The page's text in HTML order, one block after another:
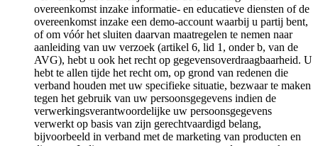
overeenkomst inzake informatie- en educatieve diensten of de
overeenkomst inzake een demo-account waarbij u partij bent,
of om vóór het sluiten daarvan maatregelen te nemen naar
aanleiding van uw verzoek (artikel 6, lid 1, onder b, van de
AVG), hebt u ook het recht op gegevensoverdraagbaarheid. U
hebt te allen tijde het recht om, op grond van redenen die
verband houden met uw specifieke situatie, bezwaar te maken
tegen het gebruik van uw persoonsgegevens indien de
verwerkingsverantwoordelijke uw persoonsgegevens
verwerkt op basis van zijn gerechtvaardigd belang,
bijvoorbeeld in verband met de marketing van producten en